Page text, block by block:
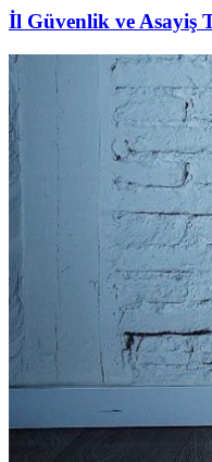
İl Güvenlik ve Asayiş